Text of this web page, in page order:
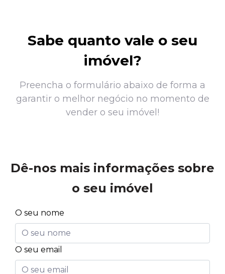
Sabe quanto vale o seu
imóvel?
Preencha o formulário abaixo de forma a
garantir o melhor negócio no momento de
vender o seu imóvel!
Dê-nos mais informações sobre
o seu imóvel
O seu nome
O seu email